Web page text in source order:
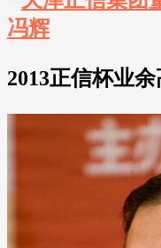
2013正信杯业